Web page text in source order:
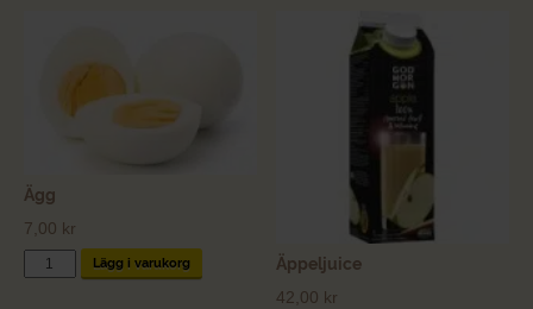
Ägg
7,00 kr
Ägg
mängd
Lägg i varukorg
Äppeljuice
42,00 kr